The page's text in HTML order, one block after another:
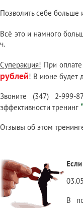
Позволить себе больше
Всё это и намного
ч.
Суперакция! При
рублей! В июне будет
Звоните (347) 2-999-
эффективности тренинг
Отзывы об этом
В